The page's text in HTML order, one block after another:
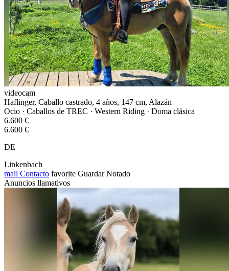
videocam
Haflinger, Caballo castrado, 4 años, 147 cm, Alazán
Ocio · Caballos de TREC · Western Riding · Doma clásica
6.600 €
6.600 €
DE
Linkenbach
mail Contacto favorite Guardar Notado
Anuncios llamativos